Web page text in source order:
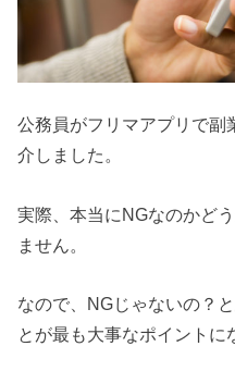
公務員がフリマアプリで副
介しました。
実際、本当にNGなのかど
ません。
なので、NGじゃないの？
とが最も大事なポイントに